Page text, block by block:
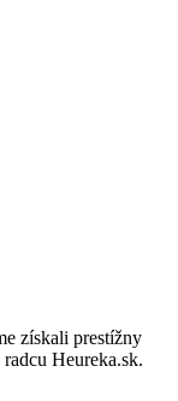
získali prestížny
Heureka.sk.